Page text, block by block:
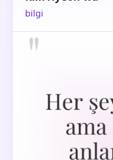
bilgi